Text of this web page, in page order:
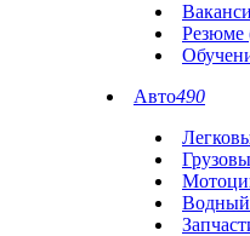
Резюме
Авто490
Водный